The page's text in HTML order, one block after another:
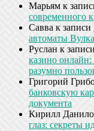
Марьям к
современного
Савва к записи
автоматы
Руслан к
казино
разумно
Григорий
банковскую
документа
Кирилл
глаз: секреты